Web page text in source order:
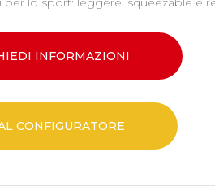
INFORMAZIONI
CONFIGURATORE